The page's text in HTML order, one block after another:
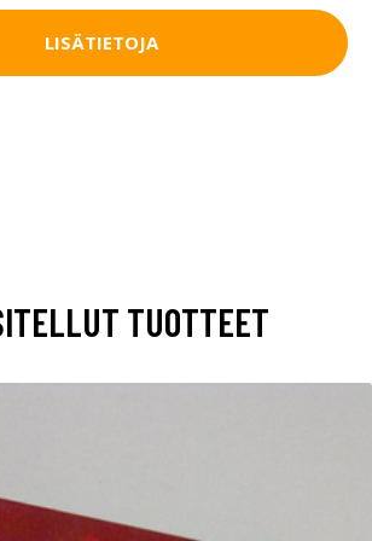
LISÄTIETOJA
TUOTTEET